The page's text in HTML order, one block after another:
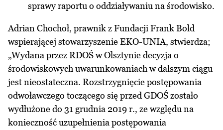
sprawy raportu o oddziaływaniu na środowisko.
Adrian Chochoł, prawnik z Fundacji Frank Bold
wspierającej stowarzyszenie EKO-UNIA, stwierdza;
„Wydana przez RDOŚ w Olsztynie decyzja o
środowiskowych uwarunkowaniach w dalszym ciągu
jest nieostateczna. Rozstrzygnięcie postępowania
odwoławczego toczącego się przed GDOŚ zostało
wydłużone do 31 grudnia 2019 r., ze względu na
konieczność uzupełnienia postępowania